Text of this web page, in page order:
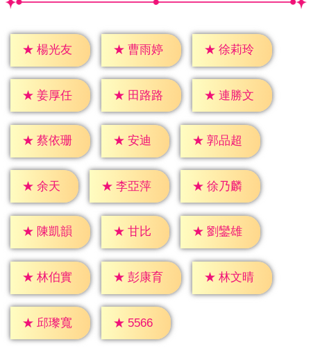
★ 楊光友 ★ 曹雨婷 ★ 徐莉玲
★ 姜厚任 ★ 田路路 ★ 連勝文
★ 蔡依珊 ★ 安迪 ★ 郭品超
★ 余天 ★ 李亞萍 ★ 徐乃麟
★ 陳凱韻 ★ 甘比 ★ 劉鑾雄
★ 林伯實 ★ 彭康育 ★ 林文晴
★ 邱瓈寬 ★ 5566